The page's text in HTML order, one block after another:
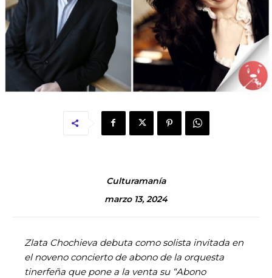
Culturamanía
marzo 13, 2024
Zlata Chochieva debuta como solista invitada en
el noveno concierto de abono de la orquesta
tinerfeña que pone a la venta su “Abono